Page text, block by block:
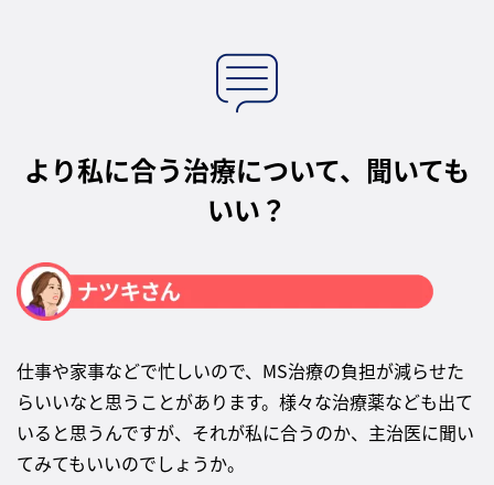
より私に合う治療について、聞いても
いい？
仕事や家事などで忙しいので、MS治療の負担が減らせた
らいいなと思うことがあります。様々な治療薬なども出て
いると思うんですが、それが私に合うのか、主治医に聞い
てみてもいいのでしょうか。